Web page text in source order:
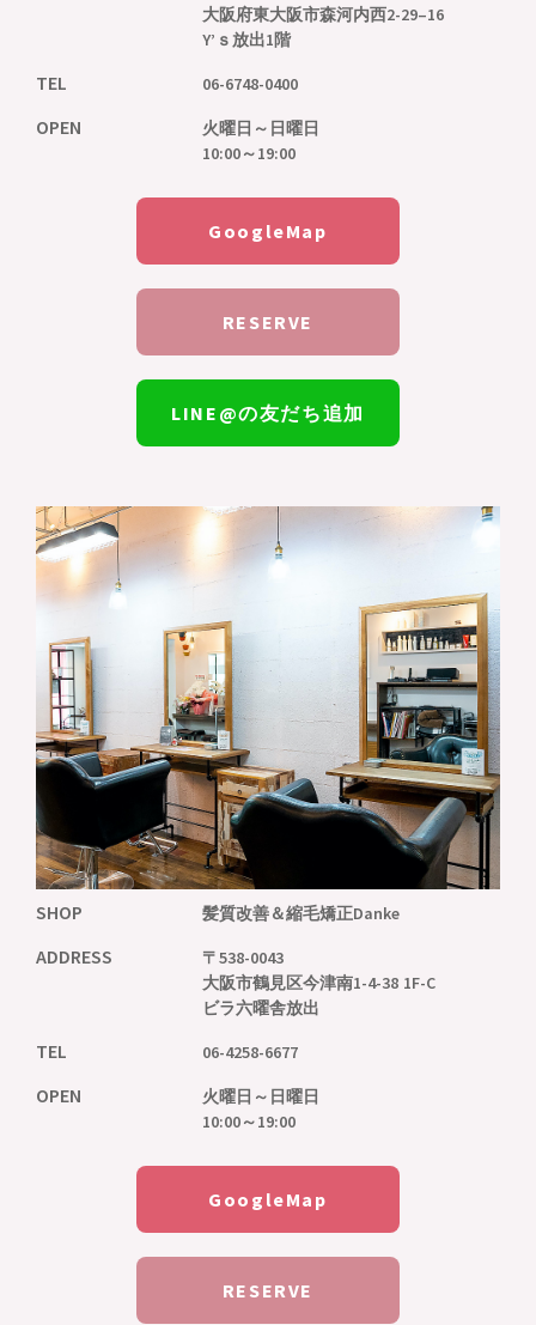
大阪府東大阪市森河内西2-29–16
Y’ｓ放出1階
TEL 06-6748-0400
OPEN
火曜日～日曜日
10:00～19:00
GoogleMap
RESERVE
LINE@の友だち追加
SHOP 髪質改善＆縮毛矯正Danke
ADDRESS
〒538-0043
大阪市鶴見区今津南1-4-38 1F-C
ビラ六曜舎放出
TEL 06-4258-6677
OPEN
火曜日～日曜日
10:00～19:00
GoogleMap
RESERVE